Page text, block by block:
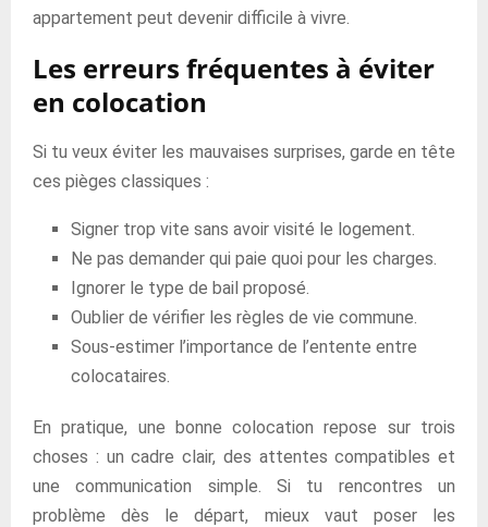
appartement peut devenir difficile à vivre.
Les erreurs fréquentes à éviter
en colocation
Si tu veux éviter les mauvaises surprises, garde en tête
ces pièges classiques :
Signer trop vite sans avoir visité le logement.
Ne pas demander qui paie quoi pour les charges.
Ignorer le type de bail proposé.
Oublier de vérifier les règles de vie commune.
Sous-estimer l’importance de l’entente entre
colocataires.
En pratique, une bonne colocation repose sur trois
choses : un cadre clair, des attentes compatibles et
une communication simple. Si tu rencontres un
problème dès le départ, mieux vaut poser les